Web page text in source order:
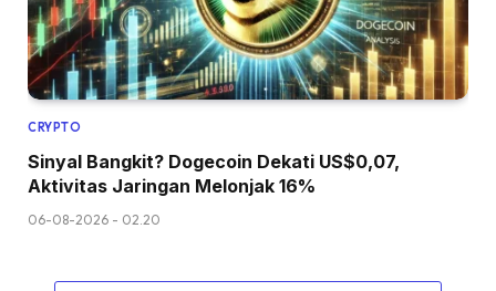
CRYPTO
Sinyal Bangkit? Dogecoin Dekati US$0,07,
Aktivitas Jaringan Melonjak 16%
06-08-2026 - 02.20